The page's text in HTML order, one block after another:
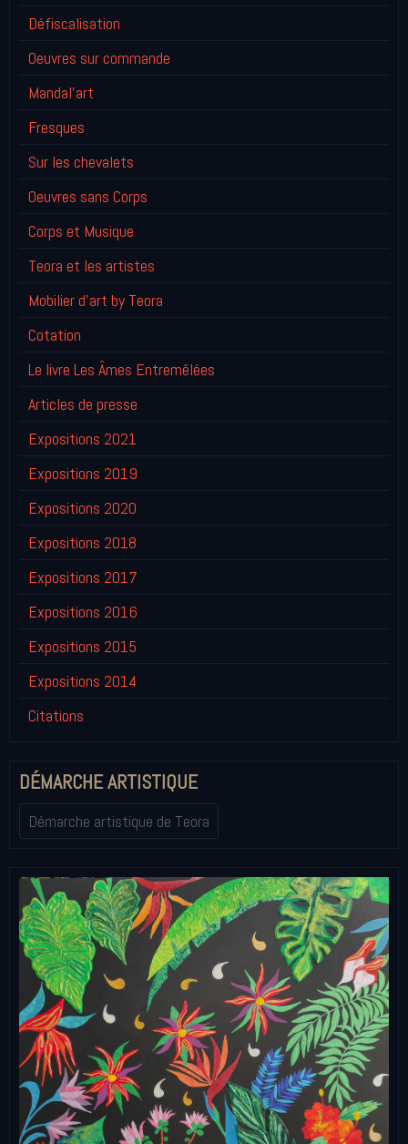
Défiscalisation
Oeuvres sur commande
Mandal'art
Fresques
Sur les chevalets
Oeuvres sans Corps
Corps et Musique
Teora et les artistes
Mobilier d'art by Teora
Cotation
Le livre Les Âmes Entremêlées
Articles de presse
Expositions 2021
Expositions 2019
Expositions 2020
Expositions 2018
Expositions 2017
Expositions 2016
Expositions 2015
Expositions 2014
Citations
DÉMARCHE ARTISTIQUE
Démarche artistique de Teora